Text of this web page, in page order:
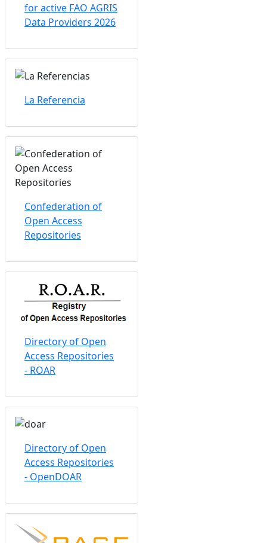
for active FAO AGRIS
Data Providers 2026
La Referencia
Confederation of
Open Access
Repositories
Directory of Open
Access Repositories
- ROAR
Directory of Open
Access Repositories
- OpenDOAR